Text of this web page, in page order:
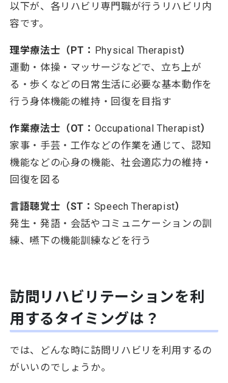
以下が、各リハビリ専門職が行うリハビリ内
容です。
理学療法士（PT： Physical Therapist）
運動・体操・マッサージなどで、立ち上が
る・歩くなどの日常生活に必要な基本動作を
行う身体機能の維持・回復を目指す
作業療法士（OT： Occupational Therapist）
家事・手芸・工作などの作業を通じて、認知
機能などの心身の機能、社会適応力の維持・
回復を図る
言語聴覚士（ST： Speech Therapist）
発生・発語・会話やコミュニケーションの訓
練、嚥下の機能訓練などを行う
訪問リハビリテーションを利
用するタイミングは？
では、どんな時に訪問リハビリを利用するの
がいいのでしょうか。